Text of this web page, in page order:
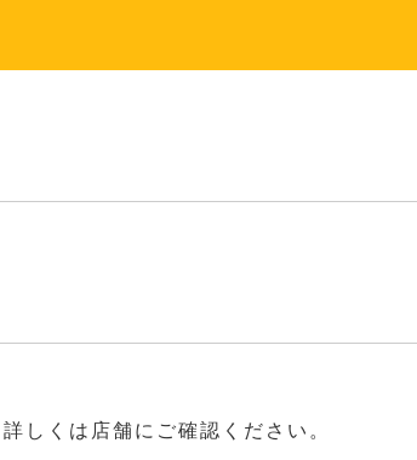
しくは店舗にご確認ください。